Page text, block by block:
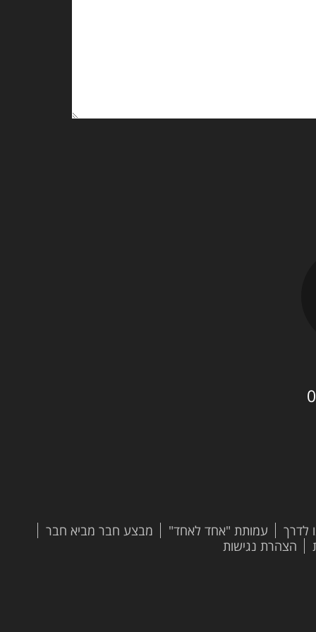
לדרך עמותת "אחד לאחד"
מבצע חבר מביא חבר
הצהרת נגישות